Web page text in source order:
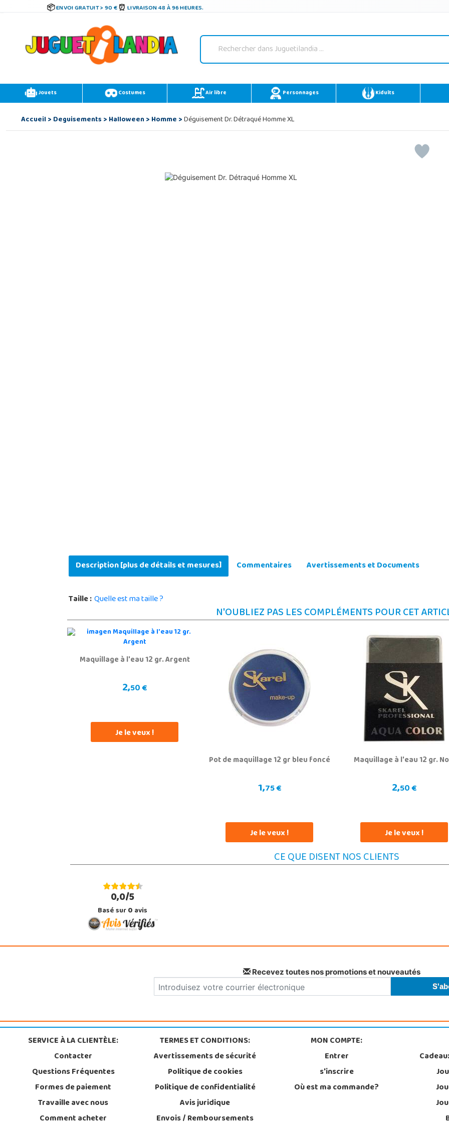
ENVOI GRATUIT > 90 € LIVRAISON 48 À 96 HEURES.
Jouets Costumes Air libre Personnages Kidults
Accueil>Deguisements>Halloween>Homme>Déguisement Dr. Détraqué Homme XL
Description [plus de détails et mesures] Commentaires Avertissements et Documents
Taille :Quelle est ma taille ?
N'OUBLIEZ PAS LES COMPLÉMENTS POUR CET
Maquillage à l'eau 12 gr. Argent
2,50 €
Je le veux !
Pot de maquillage 12 gr bleu foncé
1,75 €
Je le veux !
Maquillage à l'eau 12 gr.
2,50 €
Je le veux !
CE QUE DISENT NOS CLIENTS
0,0/5
Basé sur0avis
Recevez toutes nos promotions et nouveautés
SERVICE À LA CLIENTÈLE:
Contacter
Questions Fréquentes
Formes de paiement
Travaille avec nous
Comment acheter
TERMES ET CONDITIONS:
Avertissements de sécurité
Politique de cookies
Politique de confidentialité
Avis juridique
Envois / Remboursements
MON COMPTE:
Entrer
s'inscrire
Où est ma commande?